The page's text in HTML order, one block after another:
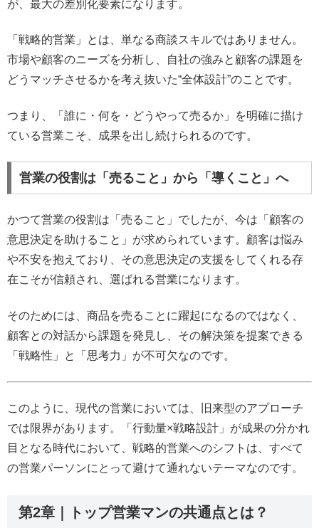
が、最大の差別化要素になります。
「戦略的営業」とは、単なる商談スキルではありません。
市場や顧客のニーズを分析し、自社の強みと顧客の課題を
どうマッチさせるかを考え抜いた“全体設計”のことです。
つまり、「誰に・何を・どうやって売るか」を明確に描け
ている営業こそ、成果を出し続けられるのです。
営業の役割は「売ること」から「導くこと」へ
かつて営業の役割は「売ること」でしたが、今は「顧客の
意思決定を助けること」が求められています。顧客は悩み
や不安を抱えており、その意思決定の支援をしてくれる存
在こそが信頼され、選ばれる営業になります。
そのためには、商品を売ることに躍起になるのではなく、
顧客との対話から課題を発見し、その解決策を提案できる
「戦略性」と「思考力」が不可欠なのです。
このように、現代の営業においては、旧来型のアプローチ
では限界があります。「行動量×戦略設計」が成果の分かれ
目となる時代において、戦略的営業へのシフトは、すべて
の営業パーソンにとって避けて通れないテーマなのです。
第2章｜トップ営業マンの共通点とは？